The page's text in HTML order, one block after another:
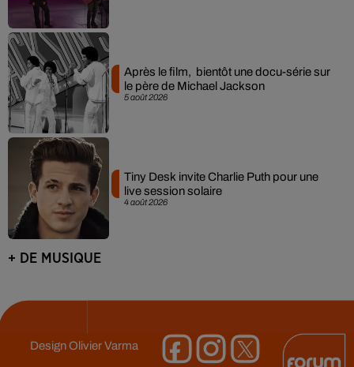
5 août 2026
Après le film, bientôt une docu-série sur
le père de Michael Jackson
4 août 2026
Tiny Desk invite Charlie Puth pour une
live session solaire
+ DE MUSIQUE
DesignOlivier Varma